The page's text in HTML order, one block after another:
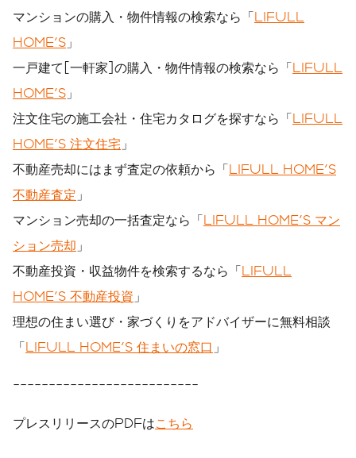
マンションの購入・物件情報の検索なら「LIFULL
HOME'S 」
一戸建て[一軒家]の購入・物件情報の検索なら「LIFULL
HOME'S 」
注文住宅の施工会社・住宅カタログを探すなら「LIFULL
HOME'S 注文住宅 」
不動産売却にはまず査定の依頼から「LIFULL HOME'S
不動産査定 」
マンション売却の一括査定なら「LIFULL HOME'S マン
ション売却 」
不動産投資・収益物件を検索するなら「LIFULL
HOME'S 不動産投資 」
理想の住まい選び・家づくりをアドバイザーに無料相談
「LIFULL HOME'S 住まいの窓口 」
--------------------------
プレスリリースのPDFはこちら